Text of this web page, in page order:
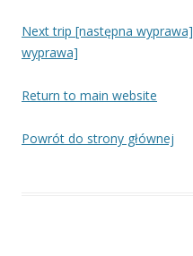
Next trip [następna wyprawa]
wyprawa]
Return to main website
Powrót do strony głównej